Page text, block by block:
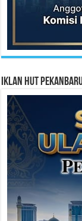
Iklan HUT